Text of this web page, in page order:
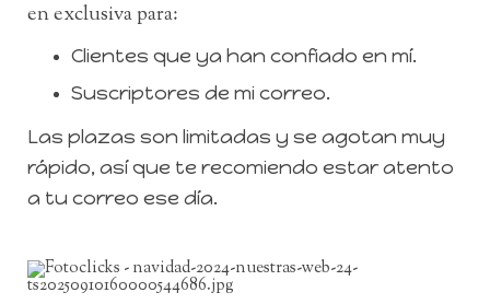
en exclusiva para:
Clientes que ya han confiado en mí.
Suscriptores de mi correo.
Las plazas son limitadas y se agotan muy
rápido, así que te recomiendo estar atento
a tu correo ese día.